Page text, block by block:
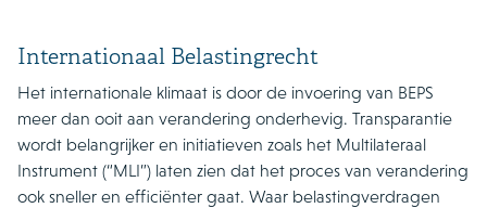
Internationaal Belastingrecht
Het internationale klimaat is door de invoering van BEPS
meer dan ooit aan verandering onderhevig. Transparantie
wordt belangrijker en initiatieven zoals het Multilateraal
Instrument (“MLI”) laten zien dat het proces van verandering
ook sneller en efficiënter gaat. Waar belastingverdragen